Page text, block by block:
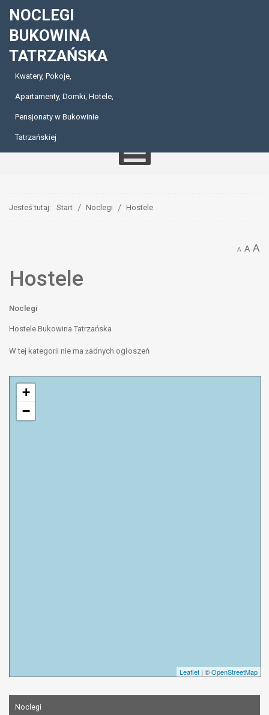
NOCLEGI
BUKOWINA
TATRZAŃSKA
Kwatery, Pokoje,
Apartamenty, Domki, Hotele,
Pensjonaty w Bukowinie
Tatrzańskiej
Jesteś tutaj: Start Noclegi Hostele
A A A
Hostele
Noclegi
Hostele Bukowina Tatrzańska
W tej kategorii nie ma żadnych ogłoszeń
+
−
Leaflet | ©OpenStreetMap
Noclegi